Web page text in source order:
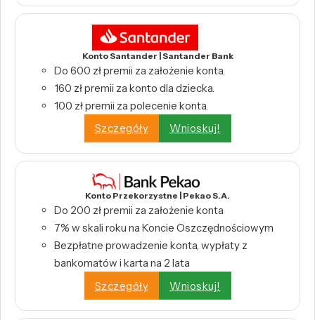
Konto Santander | Santander Bank
Do 600 zł premii za założenie konta.
160 zł premii za konto dla dziecka.
100 zł premii za polecenie konta.
Szczegóły
Wnioskuj!
Konto Przekorzystne | Pekao S.A.
Do 200 zł premii za założenie konta
7% w skali roku na Koncie Oszczędnościowym
Bezpłatne prowadzenie konta, wypłaty z
bankomatów i karta na 2 lata
Szczegóły
Wnioskuj!